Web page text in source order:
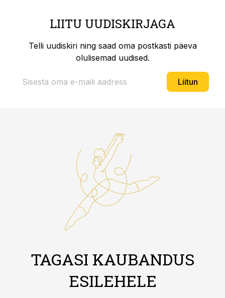
LIITU UUDISKIRJAGA
Telli uudiskiri ning saad oma postkasti päeva
olulisemad uudised.
Liitun
TAGASI KAUBANDUS
ESILEHELE